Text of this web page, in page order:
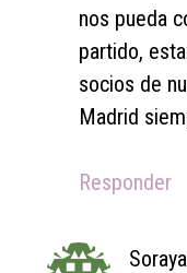
nos pueda
partido,
socios de
Madrid
Responder